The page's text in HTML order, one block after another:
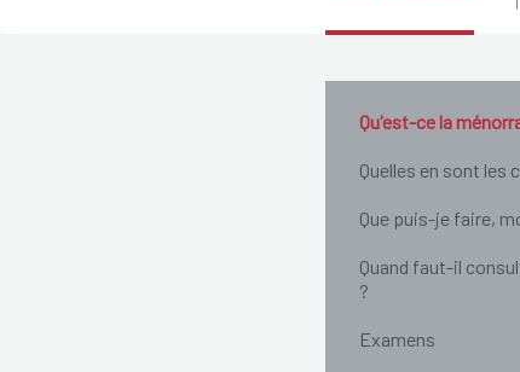
Qu'est-ce la
Quelles en sont les
Que puis-je faire,
Quand faut-il
?
Examens